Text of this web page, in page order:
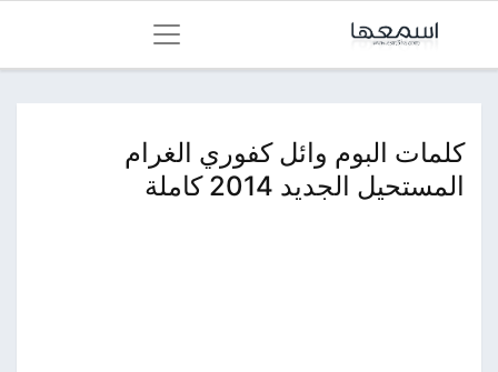
كلمات البوم وائل كفوري الغرام
المستحيل الجديد 2014 كاملة